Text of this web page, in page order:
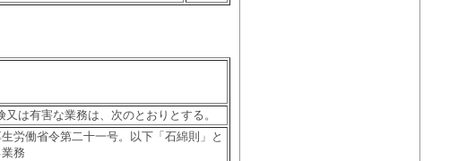
は有害な業務は、次のとおりとする。
労働省令第二十一号。以下「石綿則」と
務